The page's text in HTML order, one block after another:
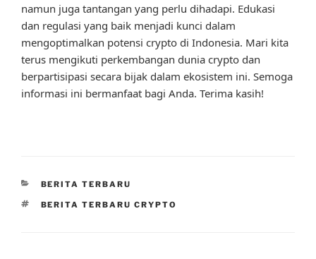
namun juga tantangan yang perlu dihadapi. Edukasi
dan regulasi yang baik menjadi kunci dalam
mengoptimalkan potensi crypto di Indonesia. Mari kita
terus mengikuti perkembangan dunia crypto dan
berpartisipasi secara bijak dalam ekosistem ini. Semoga
informasi ini bermanfaat bagi Anda. Terima kasih!
CATEGORIES
BERITA TERBARU
TAGS
BERITA TERBARU CRYPTO